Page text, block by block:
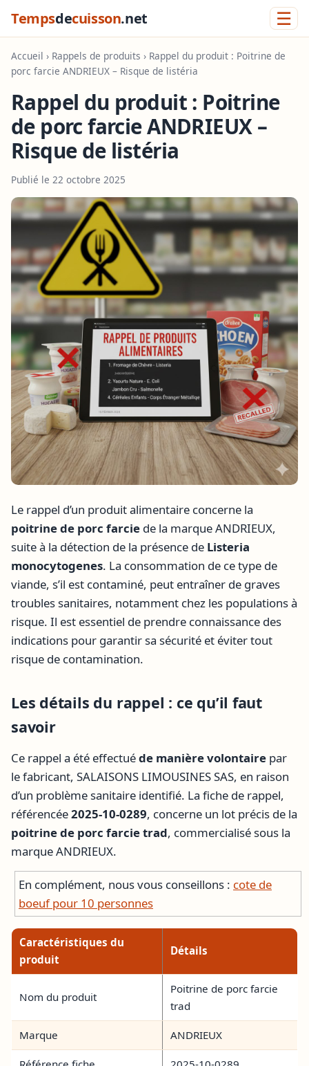
Tempsdecuisson.net ☰
Accueil › Rappels de produits › Rappel du produit : Poitrine de
porc farcie ANDRIEUX – Risque de listéria
Rappel du produit : Poitrine
de porc farcie ANDRIEUX –
Risque de listéria
Publié le 22 octobre 2025
Le rappel d’un produit alimentaire concerne la
poitrine de porc farcie de la marque ANDRIEUX,
suite à la détection de la présence de Listeria
monocytogenes. La consommation de ce type de
viande, s’il est contaminé, peut entraîner de graves
troubles sanitaires, notamment chez les populations à
risque. Il est essentiel de prendre connaissance des
indications pour garantir sa sécurité et éviter tout
risque de contamination.
Les détails du rappel : ce qu’il faut
savoir
Ce rappel a été effectuéde manière volontaire par
le fabricant, SALAISONS LIMOUSINES SAS, en raison
d’un problème sanitaire identifié. La fiche de rappel,
référencée2025-10-0289, concerne un lot précis de la
poitrine de porc farcie trad, commercialisé sous la
marque ANDRIEUX.
En complément, nous vous conseillons : cote de
boeuf pour 10 personnes
Caractéristiques du
produit
Détails
Nom du produit
Poitrine de porc farcie
trad
Marque ANDRIEUX